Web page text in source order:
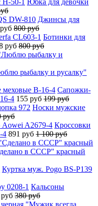
Джинсы для
800 руб
Ботинки для
руб 800 руб
рыбалку и русалку"
Сапожки-
4 155 руб 199 руб
Носки мужские
руб
Кроссовки
4 891 руб 1 100 руб
в СССР" красный
Куртка муж. Pogo BS-P139
Кальсоны
380 руб